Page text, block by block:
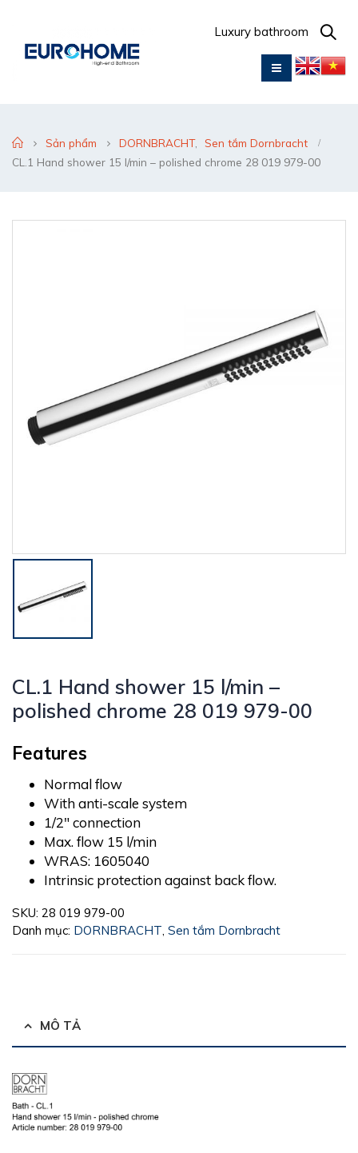
Luxury bathroom
Sản phẩm DORNBRACHT,
Sen tắm Dornbracht
CL.1 Hand shower 15 l/min – polished chrome 28 019 979-00
CL.1 Hand shower 15 l/min –
polished chrome 28 019 979-00
Features
Normal flow
With anti-scale system
1/2″ connection
Max. flow 15 l/min
WRAS: 1605040
Intrinsic protection against back flow.
SKU: 28 019 979-00
Danh mục: DORNBRACHT Sen tắm Dornbracht
MÔ TẢ